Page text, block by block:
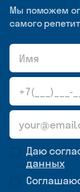
Мы поможем
самого
Даю
данных